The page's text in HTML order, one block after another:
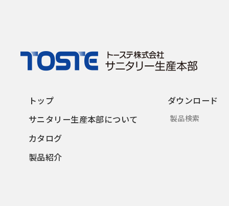
トップ
サニタリー生産本部について
カタログ
製品紹介
ダウンロード
製品検索